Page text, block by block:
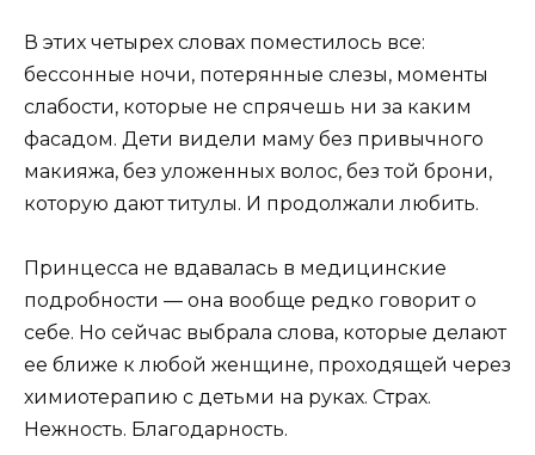
В этих четырех словах поместилось все:
бессонные ночи, потерянные слезы, моменты
слабости, которые не спрячешь ни за каким
фасадом. Дети видели маму без привычного
макияжа, без уложенных волос, без той брони,
которую дают титулы. И продолжали любить.
Принцесса не вдавалась в медицинские
подробности — она вообще редко говорит о
себе. Но сейчас выбрала слова, которые делают
ее ближе к любой женщине, проходящей через
химиотерапию с детьми на руках. Страх.
Нежность. Благодарность.